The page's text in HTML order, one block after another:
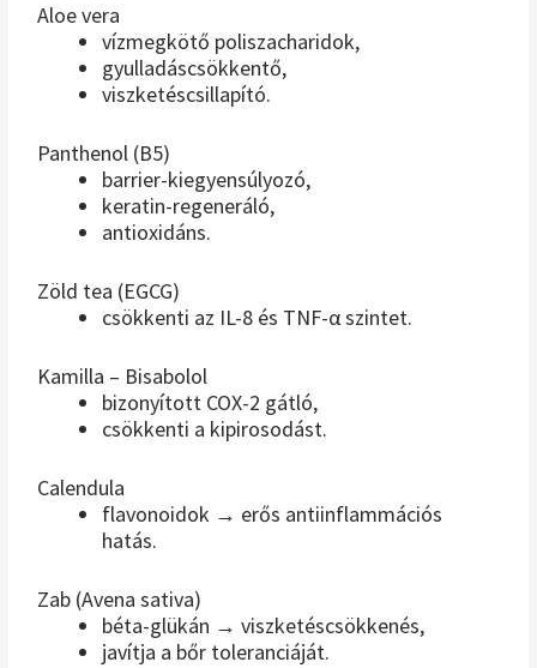
Aloe vera
vízmegkötő poliszacharidok,
gyulladáscsökkentő,
viszketéscsillapító.
Panthenol (B5)
barrier-kiegyensúlyozó,
keratin-regeneráló,
antioxidáns.
Zöld tea (EGCG)
csökkenti az IL-8 és TNF-α szintet.
Kamilla – Bisabolol
bizonyított COX-2 gátló,
csökkenti a kipirosodást.
Calendula
flavonoidok → erős antiinflammációs
hatás.
Zab (Avena sativa)
béta-glükán → viszketéscsökkenés,
javítja a bőr toleranciáját.